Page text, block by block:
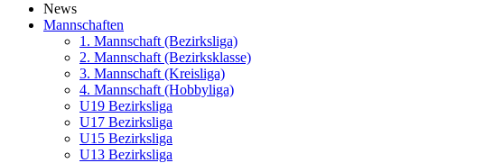
News
Mannschaften
1. Mannschaft (Bezirksliga)
2. Mannschaft (Bezirksklasse)
3. Mannschaft (Kreisliga)
4. Mannschaft (Hobbyliga)
U19 Bezirksliga
U17 Bezirksliga
U15 Bezirksliga
U13 Bezirksliga